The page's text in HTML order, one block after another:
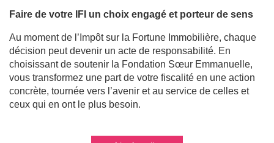
Faire de votre IFI un choix engagé et porteur de sens
Au moment de l’Impôt sur la Fortune Immobilière, chaque
décision peut devenir un acte de responsabilité. En
choisissant de soutenir la Fondation Sœur Emmanuelle,
vous transformez une part de votre fiscalité en une action
concrète, tournée vers l’avenir et au service de celles et
ceux qui en ont le plus besoin.